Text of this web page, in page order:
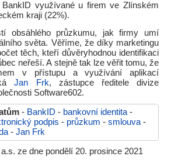
BankID využívané u firem ve Zlínském
kraji (22%).
obsáhlého průzkumu, jak firmy umí
světa. Věříme, že díky marketingu
těch, kteří důvěryhodnou identifikaci
neřeší. A stejně tak lze věřit tomu, že
v přístupu a využívání aplikací
Jan Frk, zástupce ředitele divize
Software602.
- BankID - bankovní identita -
podpis - průzkum - smlouva -
- Jan Frk
ze dne pondělí 20. prosince 2021